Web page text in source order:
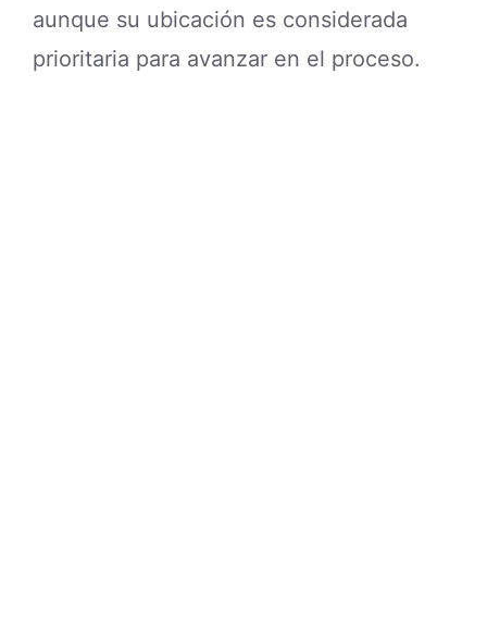
aunque su ubicación es considerada
prioritaria para avanzar en el proceso.